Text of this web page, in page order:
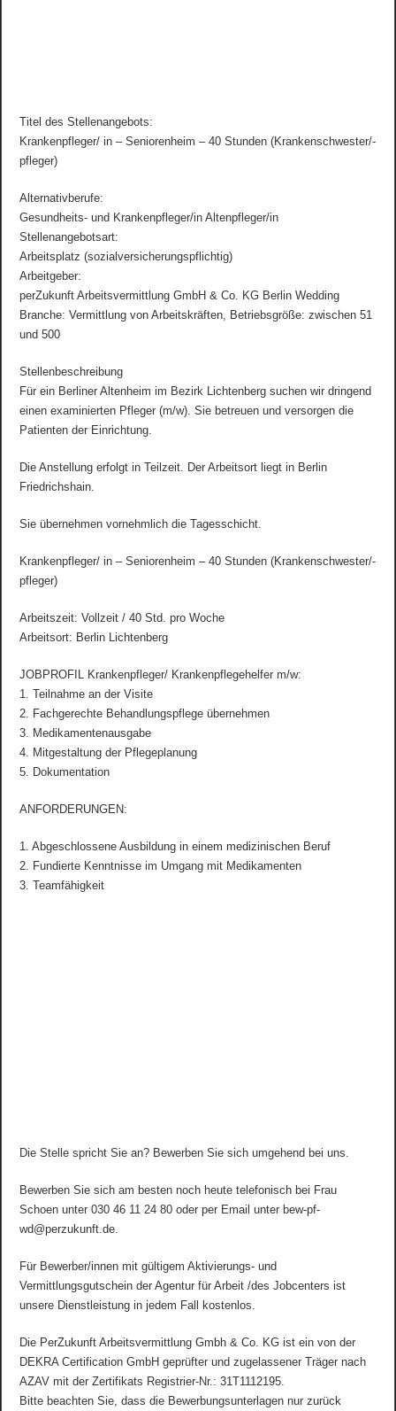
Titel des Stellenangebots:
Krankenpfleger/ in – Seniorenheim – 40 Stunden (Krankenschwester/-
pfleger)
Alternativberufe:
Gesundheits- und Krankenpfleger/in Altenpfleger/in
Stellenangebotsart:
Arbeitsplatz (sozialversicherungspflichtig)
Arbeitgeber:
perZukunft Arbeitsvermittlung GmbH & Co. KG Berlin Wedding
Branche: Vermittlung von Arbeitskräften, Betriebsgröße: zwischen 51
und 500
Stellenbeschreibung
Für ein Berliner Altenheim im Bezirk Lichtenberg suchen wir dringend
einen examinierten Pfleger (m/w). Sie betreuen und versorgen die
Patienten der Einrichtung.
Die Anstellung erfolgt in Teilzeit. Der Arbeitsort liegt in Berlin
Friedrichshain.
Sie übernehmen vornehmlich die Tagesschicht.
Krankenpfleger/ in – Seniorenheim – 40 Stunden (Krankenschwester/-
pfleger)
Arbeitszeit: Vollzeit / 40 Std. pro Woche
Arbeitsort: Berlin Lichtenberg
JOBPROFIL Krankenpfleger/ Krankenpflegehelfer m/w:
1. Teilnahme an der Visite
2. Fachgerechte Behandlungspflege übernehmen
3. Medikamentenausgabe
4. Mitgestaltung der Pflegeplanung
5. Dokumentation
ANFORDERUNGEN:
1. Abgeschlossene Ausbildung in einem medizinischen Beruf
2. Fundierte Kenntnisse im Umgang mit Medikamenten
3. Teamfähigkeit
Die Stelle spricht Sie an? Bewerben Sie sich umgehend bei uns.
Bewerben Sie sich am besten noch heute telefonisch bei Frau
Schoen unter 030 46 11 24 80 oder per Email unter bew-pf-
wd@perzukunft.de.
Für Bewerber/innen mit gültigem Aktivierungs- und
Vermittlungsgutschein der Agentur für Arbeit /des Jobcenters ist
unsere Dienstleistung in jedem Fall kostenlos.
Die PerZukunft Arbeitsvermittlung Gmbh & Co. KG ist ein von der
DEKRA Certification GmbH geprüfter und zugelassener Träger nach
AZAV mit der Zertifikats Registrier-Nr.: 31T1112195.
Bitte beachten Sie, dass die Bewerbungsunterlagen nur zurück